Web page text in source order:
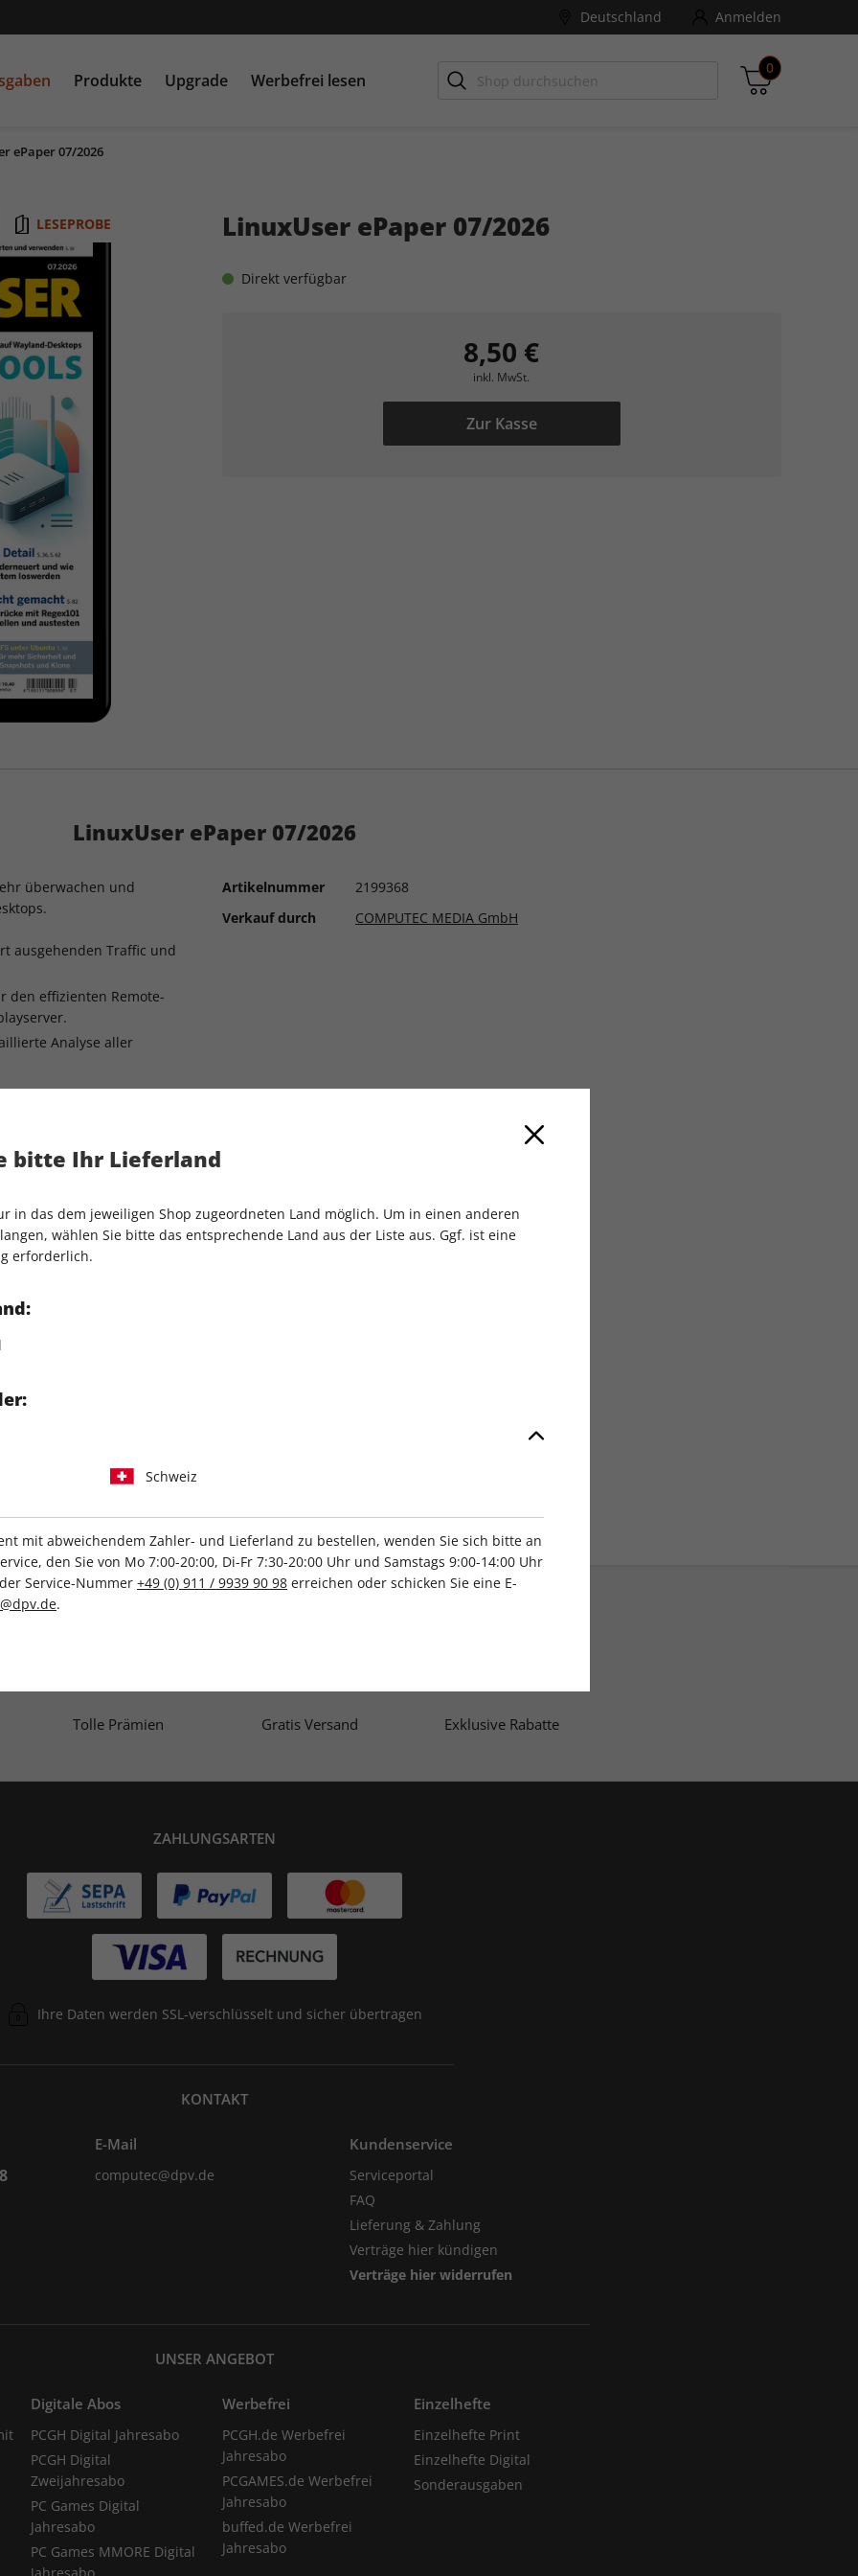
Deutschland Anmelden
Produkte Upgrade Werbefrei lesen
0
Zwischensumme
ePaper 07/2026
LESEPROBE LinuxUser ePaper 07/2026
Direkt verfügbar
8,50 €
inkl. MwSt.
Zur Kasse
LinuxUser ePaper 07/2026
überwachen und
ausgehenden Traffic und
den effizienten Remote-
Analyse aller
Wie das aktuelle LTS-
und wie Sie mit wenig
loswerden.
optimieren
mit Regex101
mit der Google-Timeline-
Anwendungen
Tuning vom
laufenden Apps.
Filesystem für mehr
und Klone.
Artikelnummer
2199368
Verkauf durch
COMPUTEC MEDIA GmbH
Tolle Prämien Gratis Versand Exklusive Rabatte
ZAHLUNGSARTEN
Ihre Daten werden SSL-verschlüsselt und sicher übertragen
KONTAKT
E-Mail
computec@dpv.de
Kundenservice
Serviceportal
FAQ
Lieferung & Zahlung
Verträge hier kündigen
Verträge hier widerrufen
UNSER ANGEBOT
Digitale Abos
PCGH Digital Jahresabo
PCGH Digital
Zweijahresabo
PC Games Digital
Jahresabo
PC Games MMORE Digital
Jahresabo
Werbefrei
PCGH.de Werbefrei
Jahresabo
PCGAMES.de Werbefrei
Jahresabo
buffed.de Werbefrei
Jahresabo
Einzelhefte
Einzelhefte Print
Einzelhefte Digital
Sonderausgaben
bitte Ihr Lieferland
in das dem jeweiligen Shop zugeordneten Land möglich. Um in einen anderen
wählen Sie bitte das entsprechende Land aus der Liste aus. Ggf. ist eine
erforderlich.
Schweiz
mit abweichendem Zahler- und Lieferland zu bestellen, wenden Sie sich bitte an
den Sie von Mo 7:00-20:00, Di-Fr 7:30-20:00 Uhr und Samstags 9:00-14:00 Uhr
Service-Nummer +49 (0) 911 / 9939 90 98 erreichen oder schicken Sie eine E-
.